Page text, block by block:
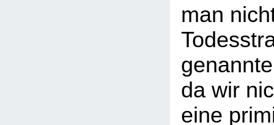
man
da wir
eine